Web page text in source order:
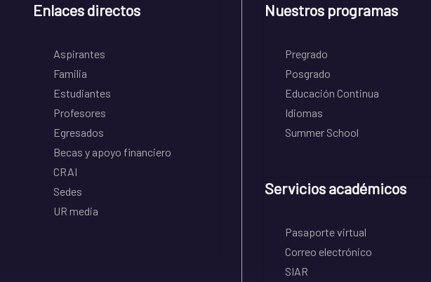
Enlaces directos
Aspirantes
Familia
Estudiantes
Profesores
Egresados
Becas y apoyo financiero
CRAI
Sedes
UR media
Nuestros programas
Pregrado
Posgrado
Educación Continua
Idiomas
Summer School
Servicios académicos
Pasaporte virtual
Correo electrónico
SIAR